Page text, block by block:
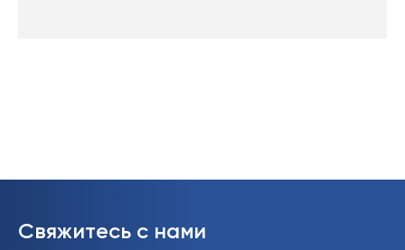
Свяжитесь с нами